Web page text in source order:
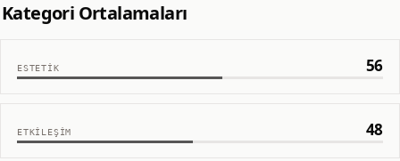
Kategori Ortalamaları
ESTETIK 56
ETKILEŞIM 48